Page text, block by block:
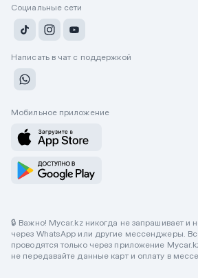
Социальные сети
Написать в чат с поддержкой
Мобильное приложение
🔒 Важно! Mycar.kz никогда не запрашивает и
через WhatsApp или другие мессенджеры.
проводятся только через приложение
не передавайте данные карт и оплату в